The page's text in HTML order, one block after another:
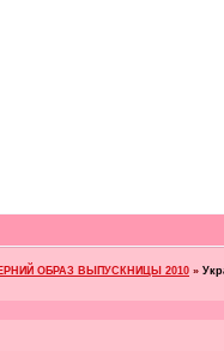
ОБРАЗ ВЫПУСКНИЦЫ 2010 »